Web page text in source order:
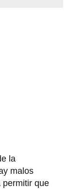
la
malos
permitir que